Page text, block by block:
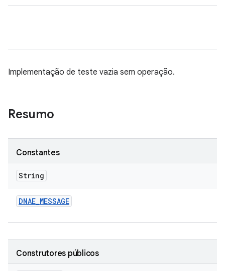
Implementação de teste vazia sem operação.
Resumo
Constantes
String
DNAE_MESSAGE
Construtores públicos